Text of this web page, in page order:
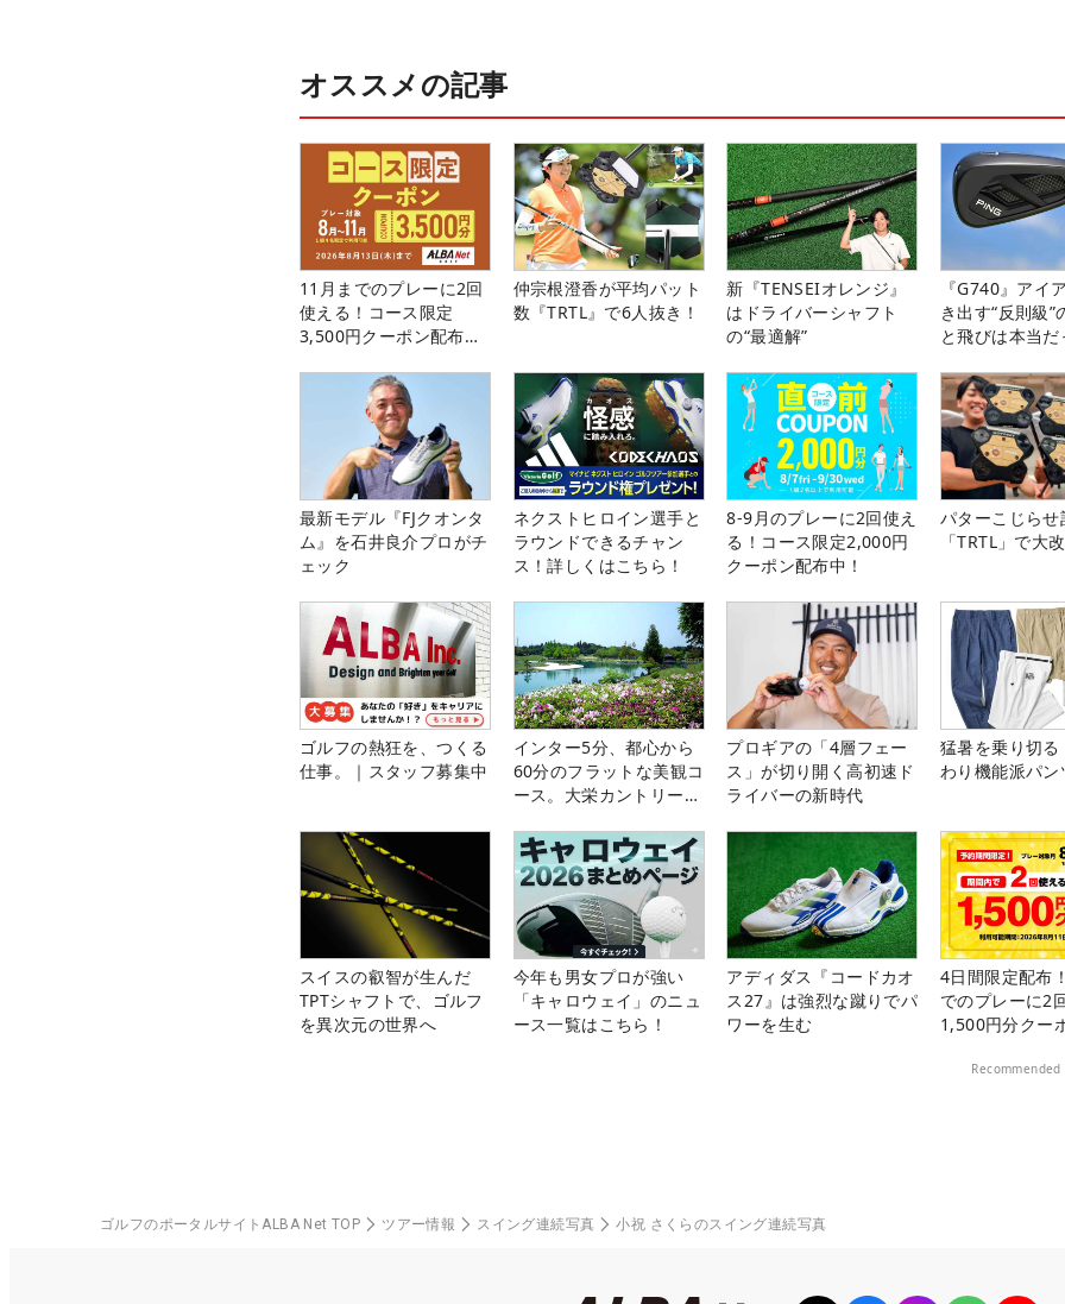
オススメの記事
11月までのプレーに2回
使える！コース限定
3,500円クーポン配布
仲宗根澄香が平均パット
数『TRTL』で6人抜き！
新『TENSEIオレンジ』
はドライバーシャフト
の“最適解”
『G740』アイ
き出す“反則級”
と飛びは本当
最新モデル『FJクオンタ
ム』を石井良介プロがチ
ェック
ネクストヒロイン選手と
ラウンドできるチャン
ス！詳しくはこちら！
8-9月のプレーに2回使え
る！コース限定2,000円
クーポン配布中！
パターこじらせ
「TRTL」で大
ゴルフの熱狂を、つくる
仕事。｜スタッフ募集中
インター5分、都心から
60分のフラットな美観コ
ース。大栄カントリー俱
プロギアの「4層フェー
ス」が切り開く高初速ド
ライバーの新時代
猛暑を乗り切
わり機能派パン
スイスの叡智が生んだ
TPTシャフトで、ゴルフ
を異次元の世界へ
今年も男女プロが強い
「キャロウェイ」のニュ
ース一覧はこちら！
アディダス『コードカオ
ス27』は強烈な蹴りでパ
ワーを生む
4日間限定配布
でのプレーに2
1,500円分クー
Recommended
ゴルフのポータルサイトALBA Net TOP ツアー情報 スイング連続写真 小祝 さくらのスイング連続写真